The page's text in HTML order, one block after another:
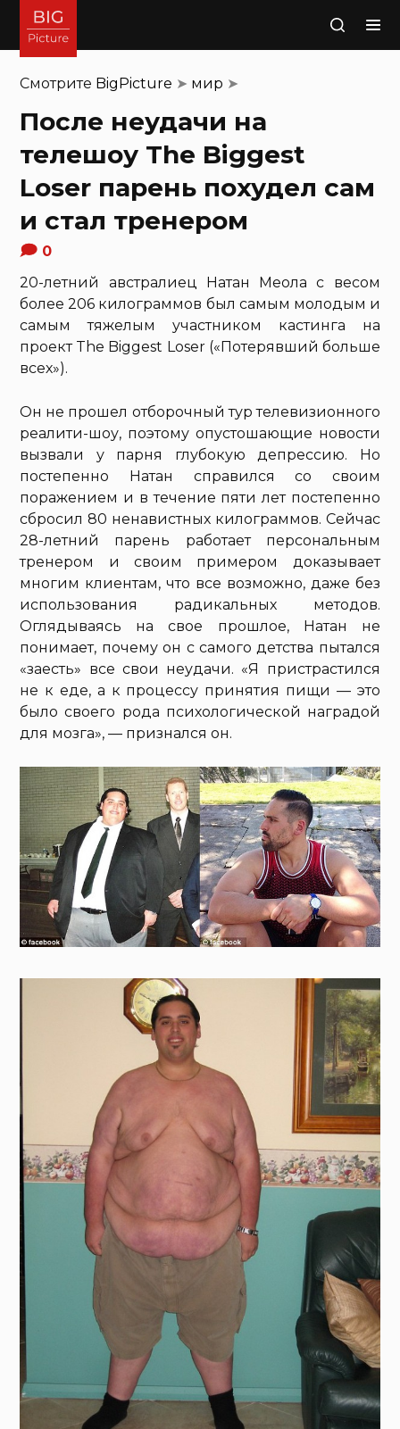
Поиск
Смотрите BigPicture ➤ мир ➤
После неудачи на
телешоу The Biggest
Loser парень похудел сам
и стал тренером
0
20-летний австралиец Натан Меола с весом
более 206 килограммов был самым молодым и
самым тяжелым участником кастинга на
проект The Biggest Loser («Потерявший больше
всех»).
Он не прошел отборочный тур телевизионного
реалити-шоу, поэтому опустошающие новости
вызвали у парня глубокую депрессию. Но
постепенно Натан справился со своим
поражением и в течение пяти лет постепенно
сбросил 80 ненавистных килограммов. Сейчас
28-летний парень работает персональным
тренером и своим примером доказывает
многим клиентам, что все возможно, даже без
использования радикальных методов.
Оглядываясь на свое прошлое, Натан не
понимает, почему он с самого детства пытался
«заесть» все свои неудачи. «Я пристрастился
не к еде, а к процессу принятия пищи — это
было своего рода психологической наградой
для мозга», — признался он.